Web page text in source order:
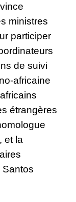
ministres
participer
de suivi
africaine
étrangères
et la
Santos